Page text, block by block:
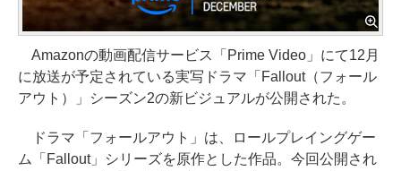
Amazonの動画配信サービス「Prime Video」にて12月
に放送が予定されている実写ドラマ「Fallout（フォール
アウト）」シーズン2の新ビジュアルが公開された。
ドラマ「フォールアウト」は、ロールプレイングゲー
ム「Fallout」シリーズを原作とした作品。今回公開され